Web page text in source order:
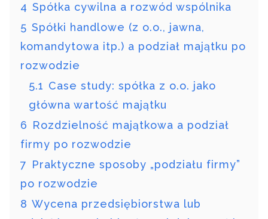
4 Spółka cywilna a rozwód wspólnika
5 Spółki handlowe (z o.o., jawna,
komandytowa itp.) a podział majątku po
rozwodzie
5.1 Case study: spółka z o.o. jako
główna wartość majątku
6 Rozdzielność majątkowa a podział
firmy po rozwodzie
7 Praktyczne sposoby „podziału firmy”
po rozwodzie
8 Wycena przedsiębiorstwa lub